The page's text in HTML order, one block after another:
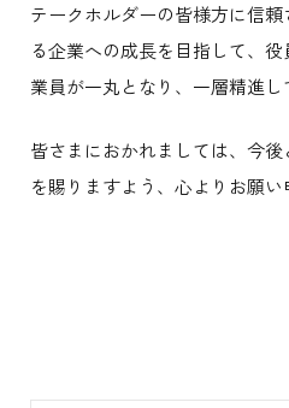
テークホルダーの皆様方に信
る企業への成長を目指して、
業員が一丸となり、一層精進し
皆さまにおかれましては、今
を賜りますよう、心よりお願い